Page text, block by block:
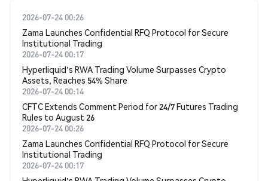
2026-07-24 00:26
Zama Launches Confidential RFQ Protocol for Secure
Institutional Trading
2026-07-24 00:17
Hyperliquid's RWA Trading Volume Surpasses Crypto
Assets, Reaches 54% Share
2026-07-24 00:14
CFTC Extends Comment Period for 24/7 Futures Trading
Rules to August 26
2026-07-24 00:26
Zama Launches Confidential RFQ Protocol for Secure
Institutional Trading
2026-07-24 00:17